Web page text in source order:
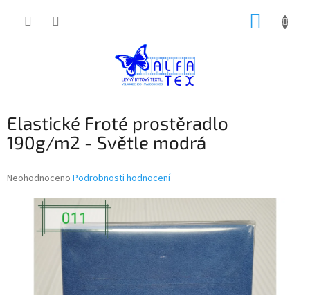
Elastické Froté prostěradlo
190g/m2 - Světle modrá
Průměrné
produktu
Neohodnoceno Podrobnosti hodnocení